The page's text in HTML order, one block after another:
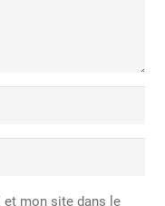
et mon site dans le